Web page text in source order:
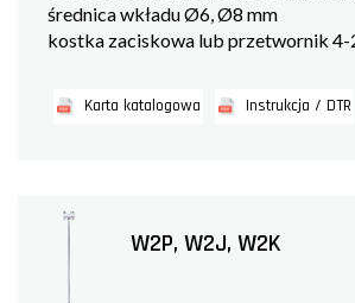
średnica wkładu Ø6, Ø8 mm
kostka zaciskowa lub przetwornik
Karta katalogowa Instrukcja / DTR
W2P, W2J, W2K